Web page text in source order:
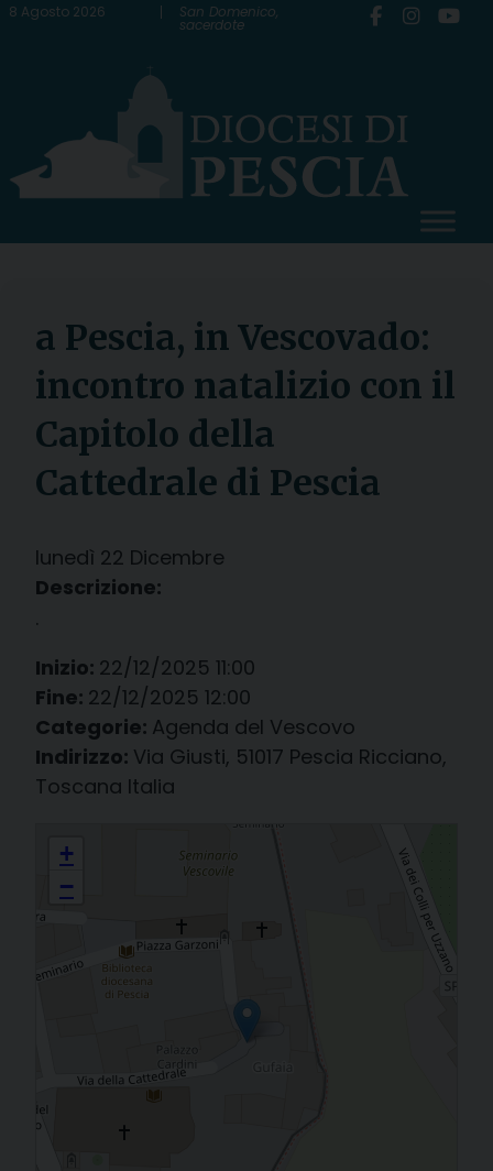
Skip
8 Agosto 2026 San Domenico,
sacerdote
a Pescia, in Vescovado:
incontro natalizio con il
Capitolo della
Cattedrale di Pescia
lunedì 22 Dicembre
Descrizione:
.
Inizio: 22/12/2025 11:00
Fine: 22/12/2025 12:00
Categorie: Agenda del Vescovo
Indirizzo: Via Giusti, 51017 Pescia Ricciano,
Toscana Italia
Cattedrale di Pescia
+
−